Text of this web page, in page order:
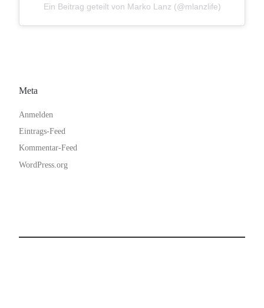
Ein Beitrag geteilt von Marko Lanz (@mlanzlife)
Meta
Anmelden
Eintrags-Feed
Kommentar-Feed
WordPress.org